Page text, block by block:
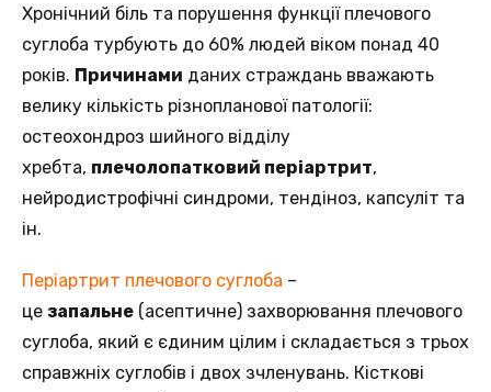
Хронічний біль та порушення функції плечового
суглоба турбують до 60% людей віком понад 40
років. Причинами даних страждань вважають
велику кількість різнопланової патології:
остеохондроз шийного відділу
хребта, плечолопатковий періартрит,
нейродистрофічні синдроми, тендіноз, капсуліт та
ін.
Періартрит плечового суглоба –
це запальне (асептичне) захворювання плечового
суглоба, який є єдиним цілим і складається з трьох
справжніх суглобів і двох зчленувань. Кісткові